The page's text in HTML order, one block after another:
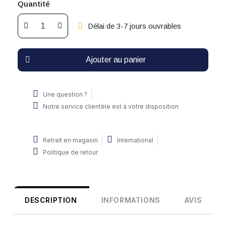
Quantité
Délai de 3-7 jours ouvrables
Ajouter au panier
Une question ?
Notre service clientèle est à votre disposition
Retrait en magasin
International
Politique de retour
DESCRIPTION INFORMATIONS AVIS